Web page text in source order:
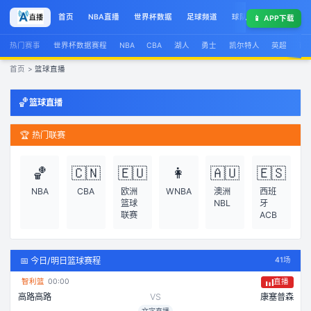
首页 NBA直播 世界杯数据 足球频道 球队榜 球星集锦
📱 APP下载
热门赛事 世界杯数据赛程 NBA CBA 湖人 勇士 凯尔特人 英超
首页 > 篮球直播
篮球直播 - NBA CBA 篮球赛事免费高清直播
🏀篮球直播
🏆 热门联赛
🏀
NBA
🇨🇳
CBA
🇪🇺
欧洲
篮球
联赛
👩
WNBA
🇦🇺
澳洲
NBL
🇪🇸
西班
牙
ACB
📅 今日/明日篮球赛程 41场
智利篮 00:00 直播
高路高路 VS 康塞普森